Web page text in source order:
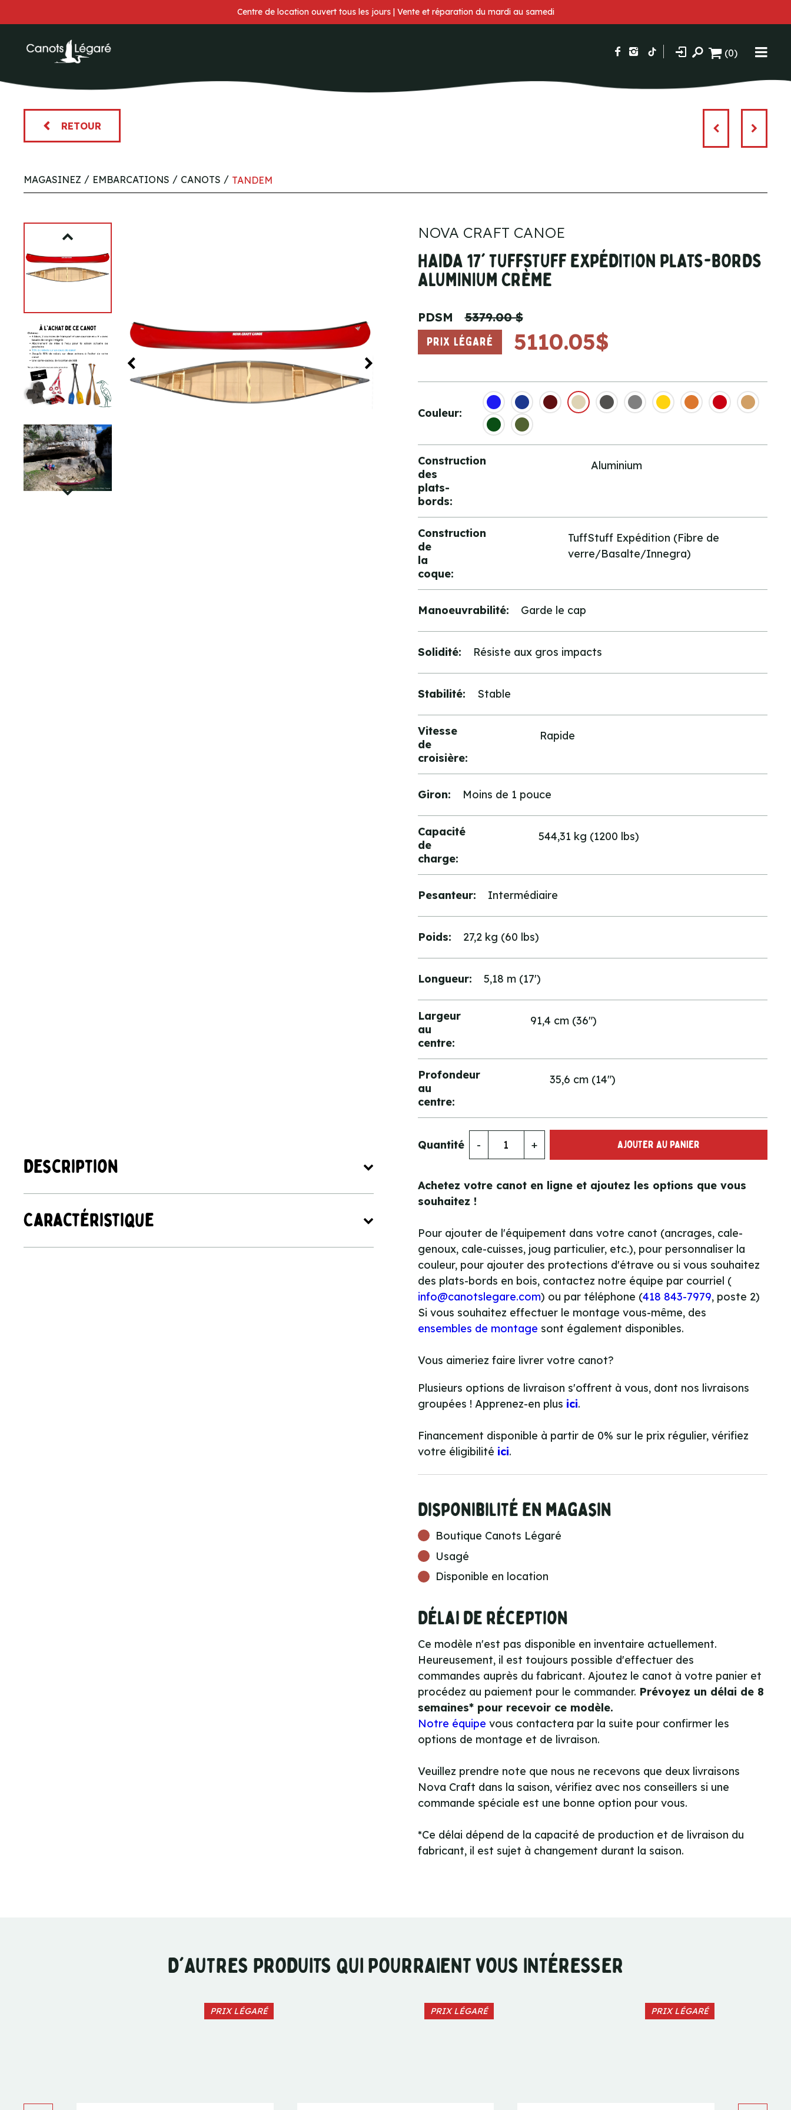
Centre de location ouvert tous les jours | Vente et réparation du mardi au samedi
(0)
RETOUR
MAGASINEZ EMBARCATIONS CANOTS TANDEM
Description
Caractéristique
NOVA CRAFT CANOE
HAIDA 17' TUFFSTUFF EXPÉDITION PLATS-BORDS
ALUMINIUM CRÈME
PDSM
5379.00 $
PRIX LÉGARÉ
5110.05$
Couleur:
Construction
des
plats-
bords:
Aluminium
Construction
de
la
coque:
TuffStuff Expédition (Fibre de
verre/Basalte/Innegra)
Manoeuvrabilité: Garde le cap
Solidité: Résiste aux gros impacts
Stabilité: Stable
Vitesse
de
croisière:
Rapide
Giron: Moins de 1 pouce
Capacité
de
charge:
544,31 kg (1200 lbs)
Pesanteur: Intermédiaire
Poids: 27,2 kg (60 lbs)
Longueur: 5,18 m (17')
Largeur
au
centre:
91,4 cm (36")
Profondeur
au
centre:
35,6 cm (14")
Quantité - + AJOUTER AU PANIER
Achetez votre canot en ligne et ajoutez les options que vous
souhaitez !
Pour ajouter de l'équipement dans votre canot (ancrages, cale-
genoux, cale-cuisses, joug particulier, etc.), pour personnaliser la
couleur, pour ajouter des protections d'étrave ou si vous souhaitez
des plats-bords en bois, contactez notre équipe par courriel (
info@canotslegare.com) ou par téléphone (418 843-7979, poste 2)
Si vous souhaitez effectuer le montage vous-même, des
ensembles de montage sont également disponibles.
Vous aimeriez faire livrer votre canot?
Plusieurs options de livraison s'offrent à vous, dont nos livraisons
groupées ! Apprenez-en plus ici.
Financement disponible à partir de 0% sur le prix régulier, vérifiez
votre éligibilité ici.
Disponibilité en magasin
Boutique Canots Légaré
Usagé
Disponible en location
Délai de réception
Ce modèle n'est pas disponible en inventaire actuellement.
Heureusement, il est toujours possible d'effectuer des
commandes auprès du fabricant. Ajoutez le canot à votre panier et
procédez au paiement pour le commander. Prévoyez un délai de 8
semaines* pour recevoir ce modèle.
Notre équipe vous contactera par la suite pour confirmer les
options de montage et de livraison.
Veuillez prendre note que nous ne recevons que deux livraisons
Nova Craft dans la saison, vérifiez avec nos conseillers si une
commande spéciale est une bonne option pour vous.
*Ce délai dépend de la capacité de production et de livraison du
fabricant, il est sujet à changement durant la saison.
D'AUTRES PRODUITS QUI POURRAIENT VOUS INTÉRESSER
PRIX LÉGARÉ PRIX LÉGARÉ PRIX LÉGARÉ